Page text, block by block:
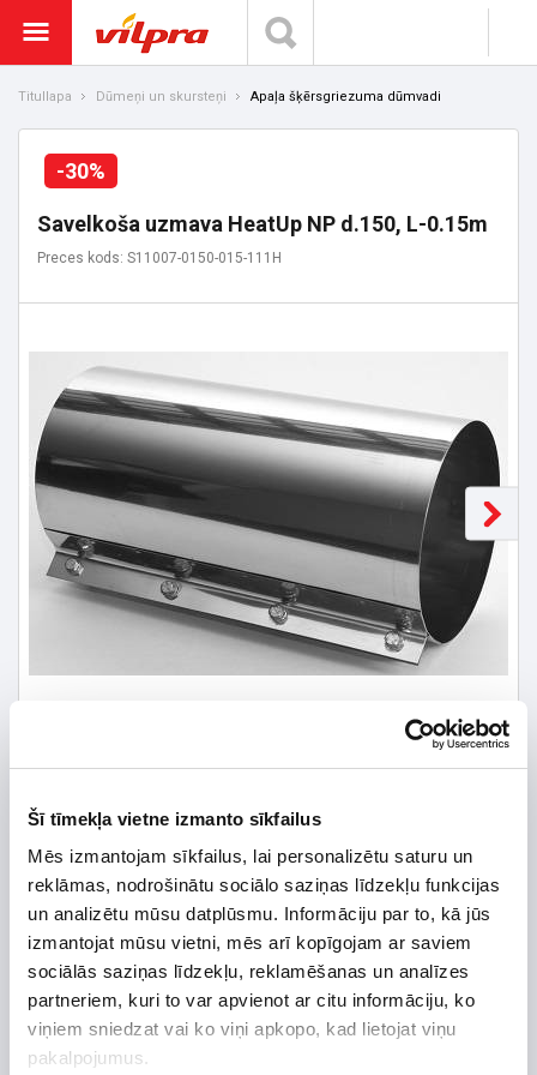
Šī tīmekļa vietne izmanto sīkfailus
Mēs izmantojam sīkfailus, lai personalizētu saturu un
reklāmas, nodrošinātu sociālo saziņas līdzekļu funkcijas
un analizētu mūsu datplūsmu. Informāciju par to, kā jūs
izmantojat mūsu vietni, mēs arī kopīgojam ar saviem
sociālās saziņas līdzekļu, reklamēšanas un analīzes
partneriem, kuri to var apvienot ar citu informāciju, ko
viņiem sniedzat vai ko viņi apkopo, kad lietojat viņu
pakalpojumus.
Titullapa Dūmeņi un skursteņi Apaļa šķērsgriezuma dūmvadi
-30%
Savelkoša uzmava HeatUp NP d.150, L-0.15m
Preces kods: S11007-0150-015-111H
13,06 € *
18,66 € *Detalizētāku informāciju un cenu meklēt